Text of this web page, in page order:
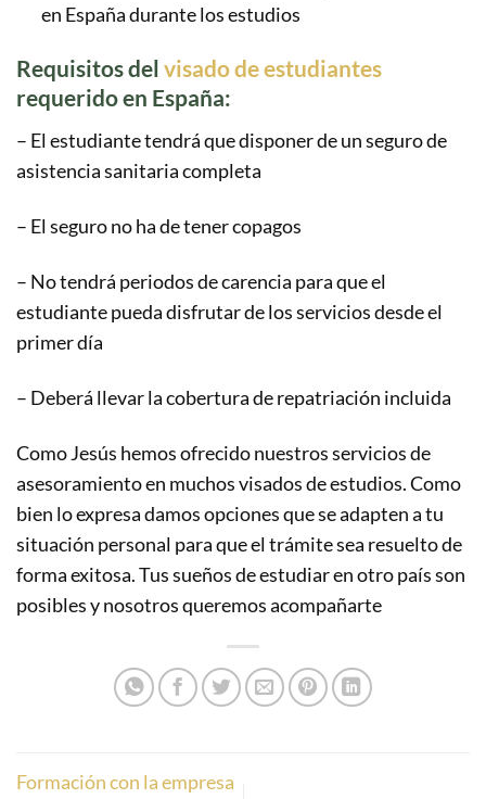
en España durante los estudios
Requisitos delvisado de estudiantes
requerido en España:
– El estudiante tendrá que disponer de un seguro de
asistencia sanitaria completa
– El seguro no ha de tener copagos
– No tendrá periodos de carencia para que el
estudiante pueda disfrutar de los servicios desde el
primer día
– Deberá llevar la cobertura de repatriación incluida
Como Jesús hemos ofrecido nuestros servicios de
asesoramiento en muchos visados de estudios. Como
bien lo expresa damos opciones que se adapten a tu
situación personal para que el trámite sea resuelto de
forma exitosa. Tus sueños de estudiar en otro país son
posibles y nosotros queremos acompañarte
Formación con la empresa